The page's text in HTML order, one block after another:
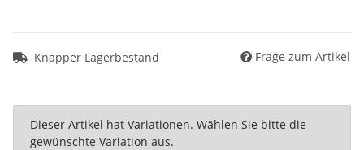
Knapper Lagerbestand Frage zum Artikel
x
Dieser Artikel hat Variationen. Wählen Sie bitte die
gewünschte Variation aus.